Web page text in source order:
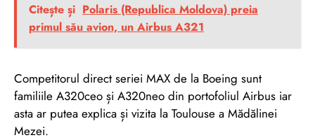
Citește și Polaris (Republica Moldova) preia
primul său avion, un Airbus A321
Competitorul direct seriei MAX de la Boeing sunt
familiile A320ceo și A320neo din portofoliul Airbus iar
asta ar putea explica și vizita la Toulouse a Mădălinei
Mezei.